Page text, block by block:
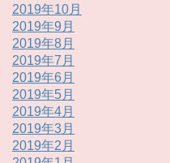
2019年10月
2019年9月
2019年8月
2019年7月
2019年6月
2019年5月
2019年4月
2019年3月
2019年2月